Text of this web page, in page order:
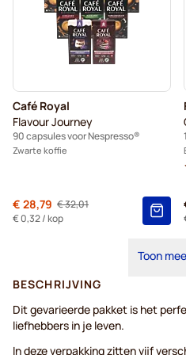
Café Royal
Flavour Journey
90 capsules voor Nespresso®
Zwarte koffie
Normale prijs
€ 32,01
Van
€ 28,79
€ 0,32/ kop
Toon
BESCHRIJVING
Dit gevarieerde pakket is het
liefhebbers in je leven.
In deze verpakking zitten vijf